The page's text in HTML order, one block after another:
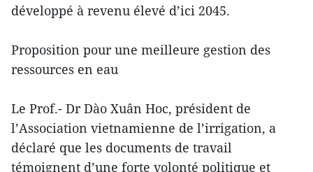
développé à revenu élevé d’ici 2045.
Proposition pour une meilleure gestion des
ressources en eau
Le Prof.- Dr Dào Xuân Hoc, président de
l’Association vietnamienne de l’irrigation, a
déclaré que les documents de travail
témoignent d’une forte volonté politique et